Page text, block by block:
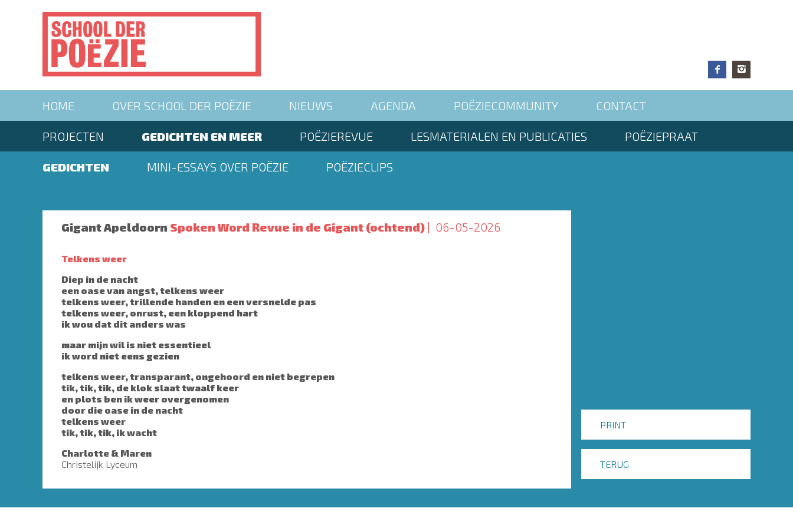
navigationHOME OVER SCHOOL DER POËZIE NIEUWS AGENDA POËZIECOMMUNITY CONTACT
PROJECTEN GEDICHTEN EN MEER POËZIEREVUE LESMATERIALEN EN PUBLICATIES POËZIEPRAAT
GEDICHTEN MINI-ESSAYS OVER POËZIE POËZIECLIPS
Gigant Apeldoorn Spoken Word Revue in de Gigant (ochtend) 06-05-2026
Telkens weer
Diep in de nacht
een oase van angst, telkens weer
telkens weer, trillende handen en een versnelde pas
telkens weer, onrust, een kloppend hart
ik wou dat dit anders was
maar mijn wil is niet essentieel
ik word niet eens gezien
telkens weer, transparant, ongehoord en niet begrepen
tik, tik, tik, de klok slaat twaalf keer
en plots ben ik weer overgenomen
door die oase in de nacht
telkens weer
tik, tik, tik, ik wacht
Charlotte & Maren
Christelijk Lyceum
PRINT
TERUG